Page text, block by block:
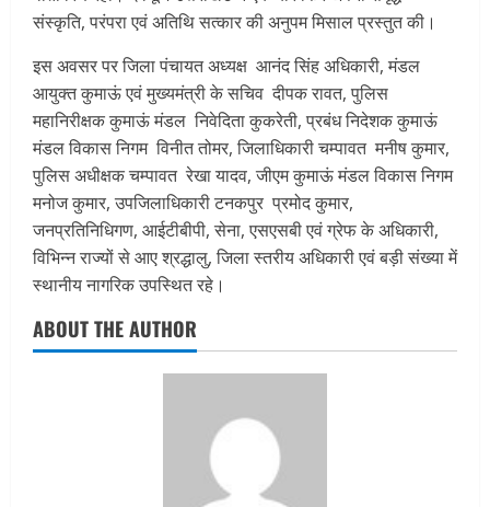
संस्कृति, परंपरा एवं अतिथि सत्कार की अनुपम मिसाल प्रस्तुत की।
इस अवसर पर जिला पंचायत अध्यक्ष आनंद सिंह अधिकारी, मंडल
आयुक्त कुमाऊं एवं मुख्यमंत्री के सचिव दीपक रावत, पुलिस
महानिरीक्षक कुमाऊं मंडल निवेदिता कुकरेती, प्रबंध निदेशक कुमाऊं
मंडल विकास निगम विनीत तोमर, जिलाधिकारी चम्पावत मनीष कुमार,
पुलिस अधीक्षक चम्पावत रेखा यादव, जीएम कुमाऊं मंडल विकास निगम
मनोज कुमार, उपजिलाधिकारी टनकपुर प्रमोद कुमार,
जनप्रतिनिधिगण, आईटीबीपी, सेना, एसएसबी एवं ग्रेफ के अधिकारी,
विभिन्न राज्यों से आए श्रद्धालु, जिला स्तरीय अधिकारी एवं बड़ी संख्या में
स्थानीय नागरिक उपस्थित रहे।
ABOUT THE AUTHOR